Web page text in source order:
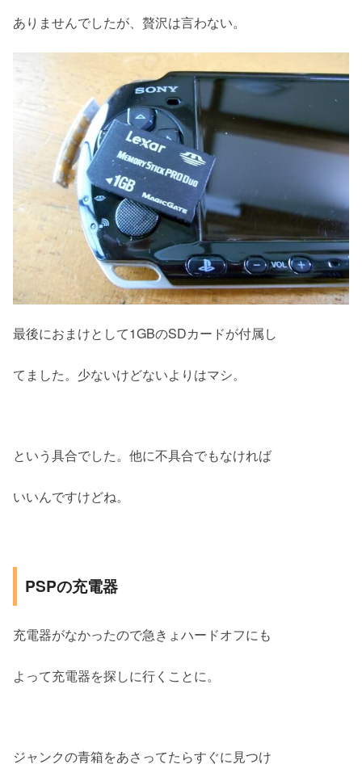
ありませんでしたが、贅沢は言わない。
最後におまけとして1GBのSDカードが付属し
てました。少ないけどないよりはマシ。
という具合でした。他に不具合でもなければ
いいんですけどね。
PSPの充電器
充電器がなかったので急きょハードオフにも
よって充電器を探しに行くことに。
ジャンクの青箱をあさってたらすぐに見つけ